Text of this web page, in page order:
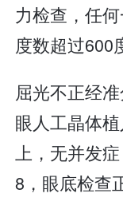
力检查，任
度数超过600
屈光不正经
眼人工晶体
上，无并发
8，眼底检查